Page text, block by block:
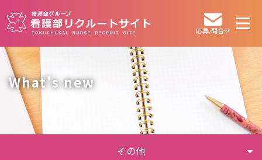
応募/問合せ
What's new
その他